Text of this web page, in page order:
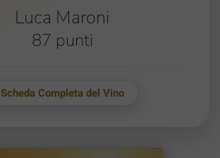
Luca Maroni
87 punti
Scheda Completa del Vino